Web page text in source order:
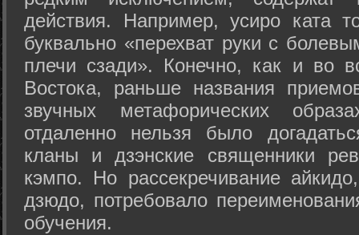
действия. Например, усиро ката
буквально «перехват руки с
плечи сзади». Конечно, как и во
Востока, раньше названия
звучных метафорических
отдаленно нельзя было
кланы и дзэнские священники
кэмпо. Но рассекречивание
дзюдо, потребовало
обучения.